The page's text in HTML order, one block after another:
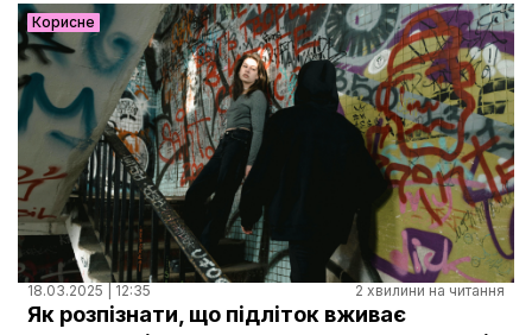
Корисне
18.03.2025 | 12:35 2 хвилини на читання
Як розпізнати, що підліток вживає